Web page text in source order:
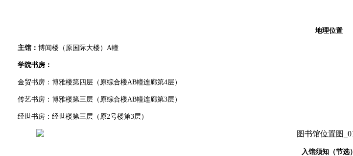
地理位置
主馆： 博闻楼（原国际大楼）A幢
学院书房：
金贸书房：博雅楼第四层（原综合楼AB幢连廊第4层）
传艺书房：博雅楼第三层（原综合楼AB幢连廊第3层）
经世书房：经世楼第三层（原2号楼第3层）
入馆须知（节选）